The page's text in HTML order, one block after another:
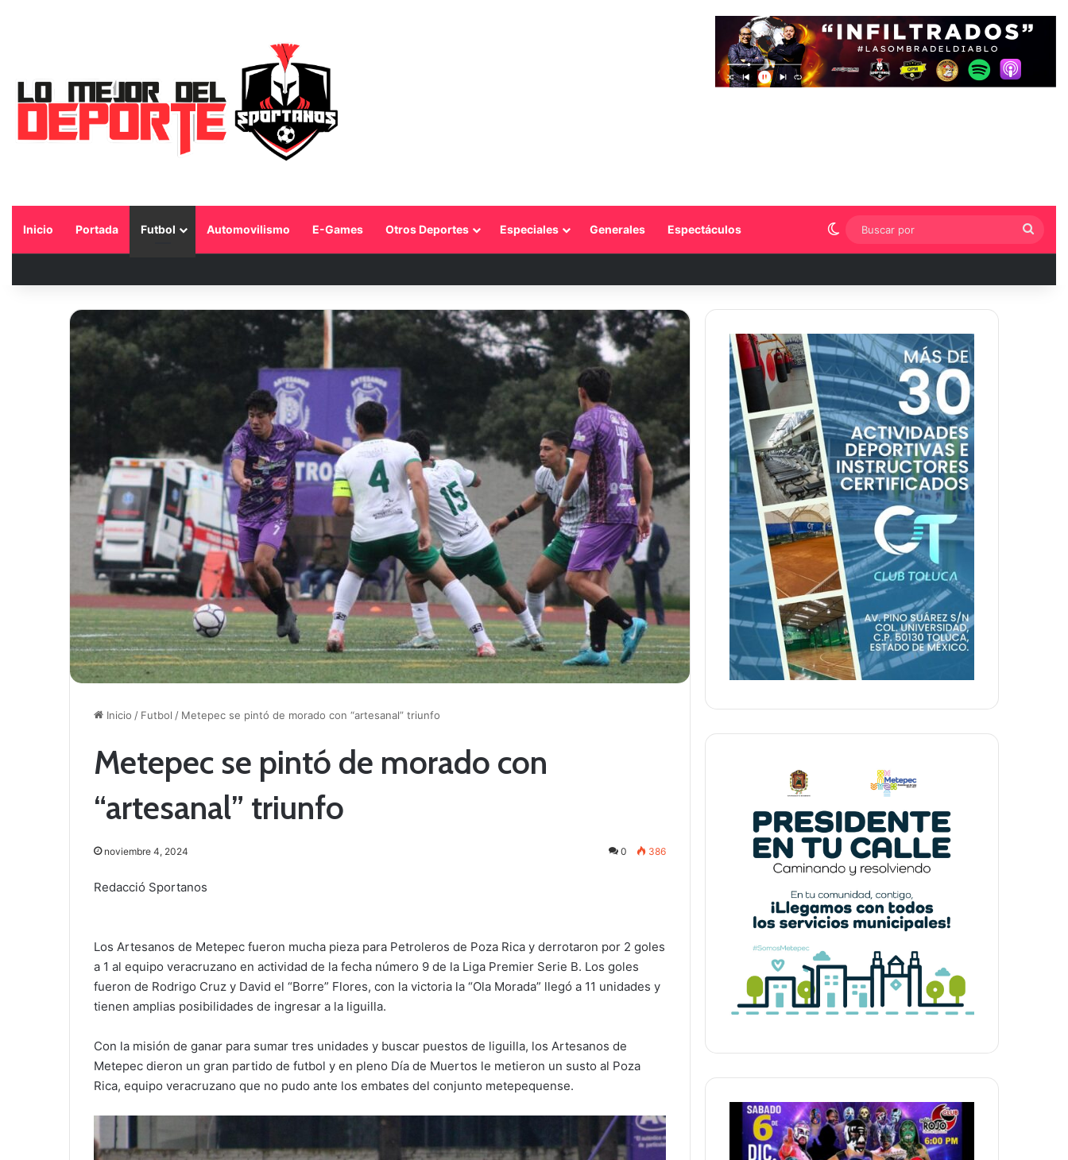
Inicio Portada Futbol Automovilismo E-Games Otros Deportes Especiales Generales Espectáculos Switch skin
por
Inicio / Futbol / Metepec se pintó de morado con “artesanal” triunfo
Metepec se pintó de morado con
“artesanal” triunfo
noviembre 4, 2024 0 386
Redacció Sportanos
Los Artesanos de Metepec fueron mucha pieza para Petroleros de Poza Rica y derrotaron por 2 goles
a 1 al equipo veracruzano en actividad de la fecha número 9 de la Liga Premier Serie B. Los goles
fueron de Rodrigo Cruz y David el “Borre” Flores, con la victoria la “Ola Morada” llegó a 11 unidades y
tienen amplias posibilidades de ingresar a la liguilla.
Con la misión de ganar para sumar tres unidades y buscar puestos de liguilla, los Artesanos de
Metepec dieron un gran partido de futbol y en pleno Día de Muertos le metieron un susto al Poza
Rica, equipo veracruzano que no pudo ante los embates del conjunto metepequense.